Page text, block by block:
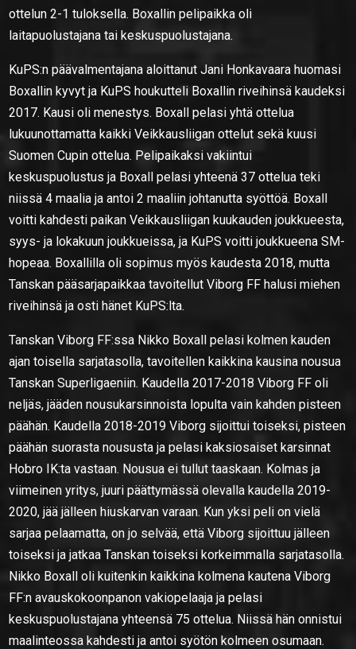
ottelun 2-1 tuloksella. Boxallin pelipaikka oli
laitapuolustajana tai keskuspuolustajana.
KuPS:n päävalmentajana aloittanut Jani Honkavaara huomasi
Boxallin kyvyt ja KuPS houkutteli Boxallin riveihinsä kaudeksi
2017. Kausi oli menestys. Boxall pelasi yhtä ottelua
lukuunottamatta kaikki Veikkausliigan ottelut sekä kuusi
Suomen Cupin ottelua. Pelipaikaksi vakiintui
keskuspuolustus ja Boxall pelasi yhteenä 37 ottelua teki
niissä 4 maalia ja antoi 2 maaliin johtanutta syöttöä. Boxall
voitti kahdesti paikan Veikkausliigan kuukauden joukkueesta,
syys- ja lokakuun joukkueissa, ja KuPS voitti joukkueena SM-
hopeaa. Boxallilla oli sopimus myös kaudesta 2018, mutta
Tanskan pääsarjapaikkaa tavoitellut Viborg FF halusi miehen
riveihinsä ja osti hänet KuPS:lta.
Tanskan Viborg FF:ssa Nikko Boxall pelasi kolmen kauden
ajan toisella sarjatasolla, tavoitellen kaikkina kausina nousua
Tanskan Superligaeniin. Kaudella 2017-2018 Viborg FF oli
neljäs, jääden nousukarsinnoista lopulta vain kahden pisteen
päähän. Kaudella 2018-2019 Viborg sijoittui toiseksi, pisteen
päähän suorasta noususta ja pelasi kaksiosaiset karsinnat
Hobro IK:ta vastaan. Nousua ei tullut taaskaan. Kolmas ja
viimeinen yritys, juuri päättymässä olevalla kaudella 2019-
2020, jää jälleen hiuskarvan varaan. Kun yksi peli on vielä
sarjaa pelaamatta, on jo selvää, että Viborg sijoittuu jälleen
toiseksi ja jatkaa Tanskan toiseksi korkeimmalla sarjatasolla.
Nikko Boxall oli kuitenkin kaikkina kolmena kautena Viborg
FF:n avauskokoonpanon vakiopelaaja ja pelasi
keskuspuolustajana yhteensä 75 ottelua. Niissä hän onnistui
maalinteossa kahdesti ja antoi syötön kolmeen osumaan.